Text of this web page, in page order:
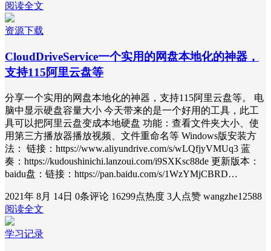
阅读全文
资源下载
CloudDriveService一个实用的网盘本地化的神器，
支持115阿里云盘等
分享一个实用的网盘本地化的神器，支持115阿里云盘等。 电
脑中显示硬盘容量大小 今天带来的是一个好用的工具，此工
具可以把阿里云盘变成本地硬盘 功能：查看文件夹大小、使
用第三方播放器播放视频、文件重命名等 Windows版安装方
法： 链接：https://www.aliyundrive.com/s/wLQfjyVMUq3 蓝
奏：https://kudoushinichi.lanzoui.com/i9SXKsc88de 更新版本：
baidu盘：链接：https://pan.baidu.com/s/1WzYMjCBRD…
2021年 8月 14日 0条评论 16299点热度 3人点赞 wangzhe12588
阅读全文
学习记录